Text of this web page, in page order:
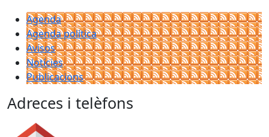
Agenda
Agenda política
Avisos
Notícies
Publicacions
Adreces i telèfons